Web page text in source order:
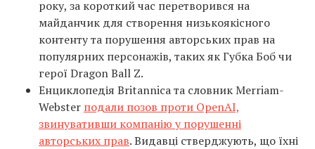
року, за короткий час перетворився на
майданчик для створення низькоякісного
контенту та порушення авторських прав на
популярних персонажів, таких як Губка Боб чи
герої Dragon Ball Z.
Енциклопедія Britannica та словник Merriam-
Webster подали позов проти OpenAI,
звинувативши компанію у порушенні
авторських прав. Видавці стверджують, що їхні